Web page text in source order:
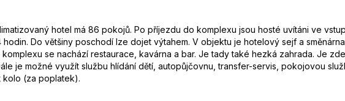
hotel má 86 pokojů. Po příjezdu do komplexu jsou hosté uvítáni ve
Do většiny poschodí lze dojet výtahem. V objektu je hotelový sejf a
se nachází restaurace, kavárna a bar. Je tady také hezká zahrada. Je
je možné využít službu hlídání dětí, autopůjčovnu, transfer-servis, pokojovou
kolo (za poplatek).